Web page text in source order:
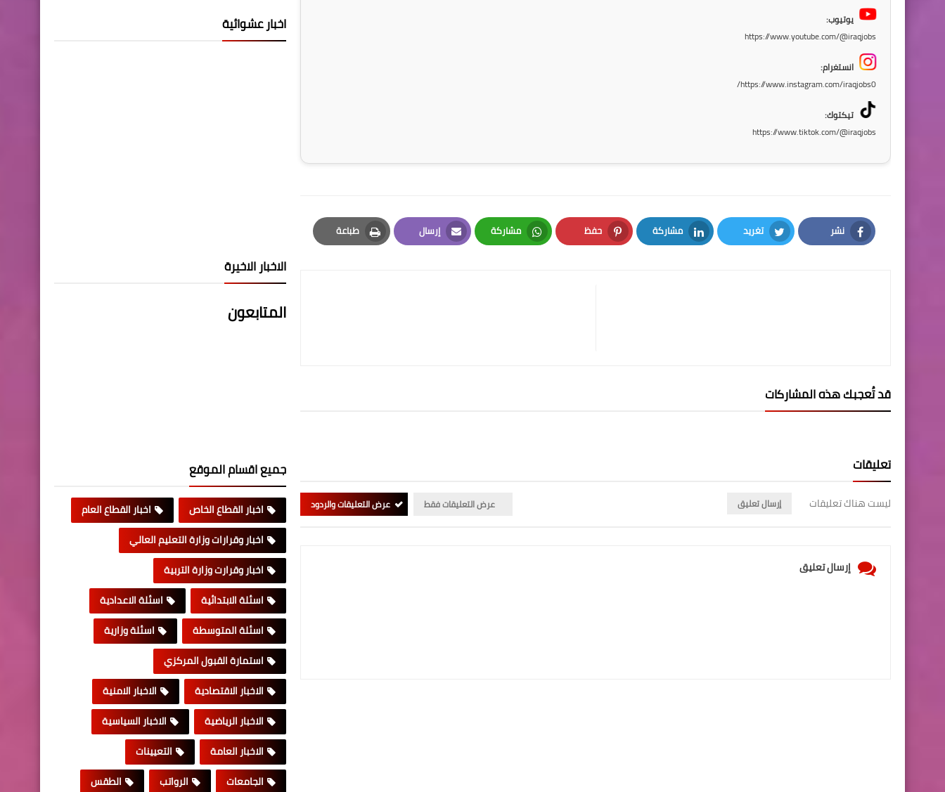
يوتيوب:
https://www.youtube.com/@iraqjobs
انستغرام:
https://www.instagram.com/iraqjobs0/
تيكتوك:
https://www.tiktok.com/@iraqjobs
نشر
Facebook
تغريد
Twitter
مشاركة
LinkedIn
حفظ
Pinterest
مشاركة
Whatsapp
إرسال
Email
طباعة
Print
قد تُعجبك هذه المشاركات
تعليقات
ليست هناك تعليقات إرسال تعليق عرض التعليقات فقط عرض التعليقات والردود
إرسال تعليق
اخبار عشوائية
الاخبار الاخيرة
المتابعون
جميع اقسام الموقع
اخبار القطاع الخاص
اخبار القطاع العام
اخبار وقرارات وزارة التعليم العالي
اخبار وقرارت وزارة التربية
اسئلة الابتدائية
اسئلة الاعدادية
اسئلة المتوسطة
اسئلة وزارية
استمارة القبول المركزي
الاخبار الاقتصادية
الاخبار الامنية
الاخبار الرياضية
الاخبار السياسية
الاخبار العامة
التعيينات
الجامعات
الرواتب
الطقس